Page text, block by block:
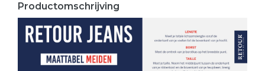
Productomschrijving